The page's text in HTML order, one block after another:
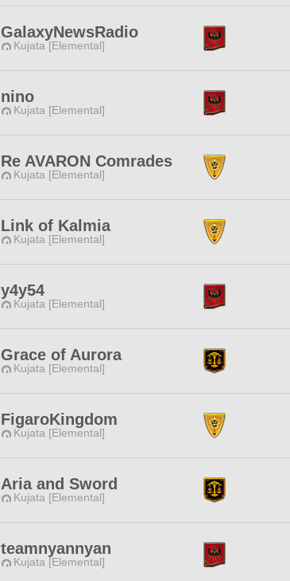
GalaxyNewsRadio
Kujata [Elemental]
nino
Kujata [Elemental]
Re AVARON Comrades
Kujata [Elemental]
Link of Kalmia
Kujata [Elemental]
y4y54
Kujata [Elemental]
Grace of Aurora
Kujata [Elemental]
FigaroKingdom
Kujata [Elemental]
Aria and Sword
Kujata [Elemental]
teamnyannyan
Kujata [Elemental]